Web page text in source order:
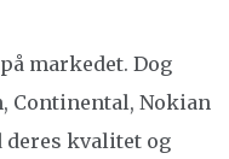
markedet. Dog
Nokian
deres kvalitet og